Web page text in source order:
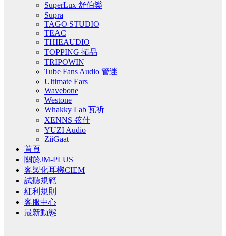
SuperLux 舒伯樂
Supra
TAGO STUDIO
TEAC
THIEAUDIO
TOPPING 拓品
TRIPOWIN
Tube Fans Audio 管迷
Ultimate Ears
Wavebone
Westone
Whakky Lab 瓦祈
XENNS 弦仕
YUZI Audio
ZiiGaat
首頁
關於JM-PLUS
客製化耳機CIEM
試聽規範
紅利規則
客服中心
最新動態